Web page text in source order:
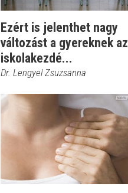
Ezért is jelenthet nagy
változást a gyereknek az
iskolakezdé...
Dr. Lengyel Zsuzsanna